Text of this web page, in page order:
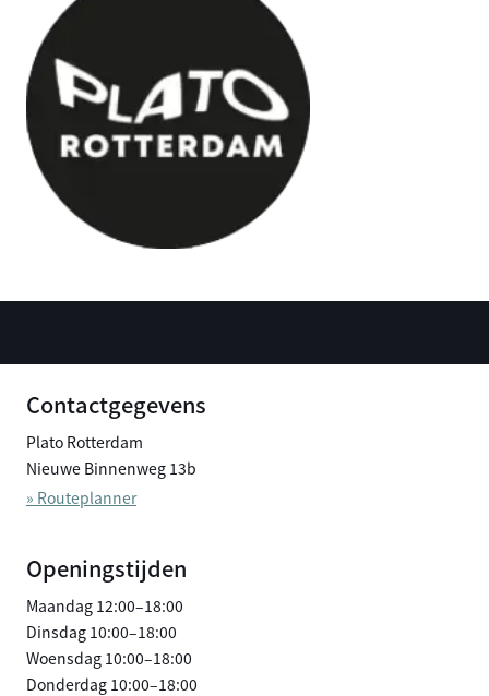
Contactgegevens
Plato Rotterdam
Nieuwe Binnenweg 13b
» Routeplanner
Openingstijden
Maandag 12:00–18:00
Dinsdag 10:00–18:00
Woensdag 10:00–18:00
Donderdag 10:00–18:00